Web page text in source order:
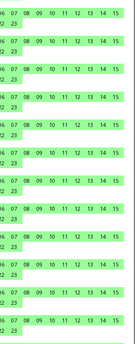
07 08 09 10 11 12 13 14
15
23
07 08 09 10 11 12 13 14
15
23
07 08 09 10 11 12 13 14
15
23
07 08 09 10 11 12 13 14
15
23
07 08 09 10 11 12 13 14
15
23
07 08 09 10 11 12 13 14
15
23
07 08 09 10 11 12 13 14
15
23
07 08 09 10 11 12 13 14
15
23
07 08 09 10 11 12 13 14
15
23
07 08 09 10 11 12 13 14
15
23
07 08 09 10 11 12 13 14
15
23
07 08 09 10 11 12 13 14
15
23